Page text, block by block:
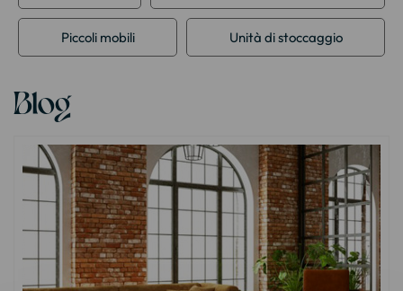
Piccoli mobili Unità di stoccaggio
Blog